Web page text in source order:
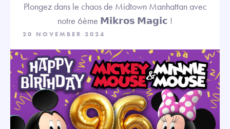
Plongez dans le chaos de Midtown Manhattan avec
notre 6ème 𝗠𝗶𝗸𝗿𝗼𝘀 𝗠𝗮𝗴𝗶𝗰 !
20 NOVEMBER 2024